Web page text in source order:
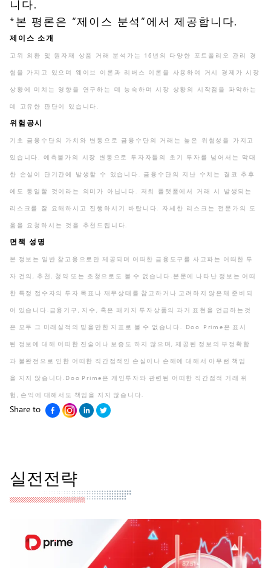
니다.
*본 평론은 “제이스 분석”에서 제공합니다.
제이스 소개
고위 외환 및 원자재 상품 거래 분석가는 16년의 다양한 포트폴리오 관리 경
험을 가지고 있으며 웨이브 이론과 리버스 이론을 사용하여 거시 경제가 시장
상황에 미치는 영향을 연구하는 데 능숙하며 시장 상황의 시작점을 파악하는
데 고유한 판단이 있습니다.
위험공시
기초 금융수단의 가치와 변동으로 금융수단의 거래는 높은 위험성을 가지고
있습니다. 예측불가의 시장 변동으로 투자자들의 초기 투자를 넘어서는 막대
한 손실이 단기간에 발생할 수 있습니다. 금융수단의 지난 수치는 결코 추후
에도 동일할 것이라는 의미가 아닙니다. 저희 플랫폼에서 거래 시 발생되는
리스크를 잘 요해하시고 진행하시기 바랍니다. 자세한 리스크는 전문가의 도
움을 요청하시는 것을 추천드립니다.
면책 성명
본 정보는 일반 참고용으로만 제공되며 어떠한 금융도구를 사고파는 어떠한 투
자 건의, 추천, 청약 또는 초청으로도 볼 수 없습니다.본문에 나타난 정보는 어떠
한 특정 접수자의 투자 목표나 재무상태를 참고하거나 고려하지 않은채 준비되
어 있습니다.금융기구, 지수, 혹은 패키지 투자상품의 과거 표현을 언급하는것
은 모두 그 미래실적의 믿을만한 지표로 볼 수 없습니다. Doo Prime은 표시
된 정보에 대해 어떠한 진술이나 보증도 하지 않으며, 제공된 정보의 부정확함
과 불완전으로 인한 어떠한 직간접적인 손실이나 손해에 대해서 아무런 책임
을 지지 않습니다.Doo Prime은 개인투자와 관련된 어떠한 직간접적 거래 위
험, 손익에 대해서도 책임을 지지 않습니다.
Share to
실전전략